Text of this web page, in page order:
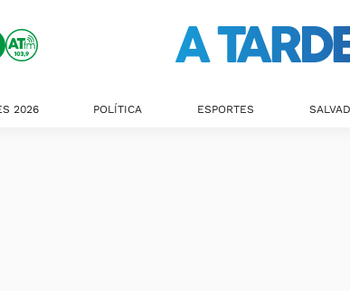
2026 POLÍTICA ESPORTES